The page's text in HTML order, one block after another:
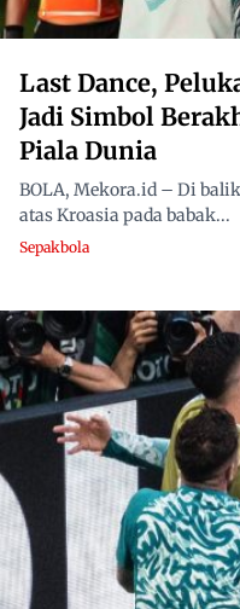
Last Dance,
Jadi Simbol
Piala Dunia
BOLA, Mekora.id – Di
atas Kroasia pada babak...
Sepakbola